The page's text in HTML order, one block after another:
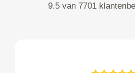
9.5 van 7701